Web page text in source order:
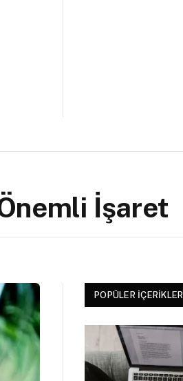
İşaret
POPÜLER İÇERIKLER